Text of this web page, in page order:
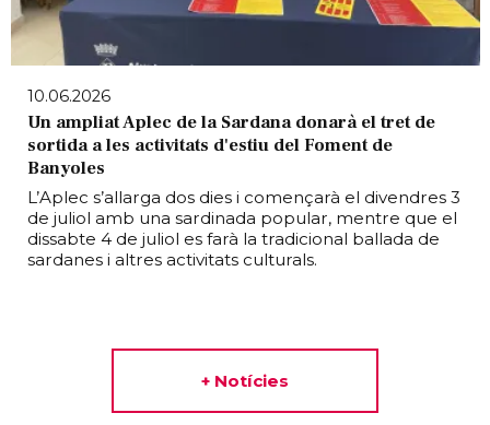
10.06.2026
Un ampliat Aplec de la Sardana donarà el tret de
sortida a les activitats d'estiu del Foment de
Banyoles
L’Aplec s’allarga dos dies i començarà el divendres 3
de juliol amb una sardinada popular, mentre que el
dissabte 4 de juliol es farà la tradicional ballada de
sardanes i altres activitats culturals.
+ Notícies